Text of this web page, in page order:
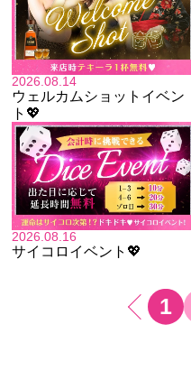
2026.08.14
ウェルカムショットイベン
ト💖
2026.08.16
サイコロイベント💖
1